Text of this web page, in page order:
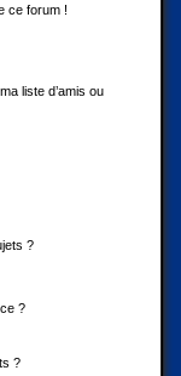
ce forum !
liste d’amis ou
?
?
?